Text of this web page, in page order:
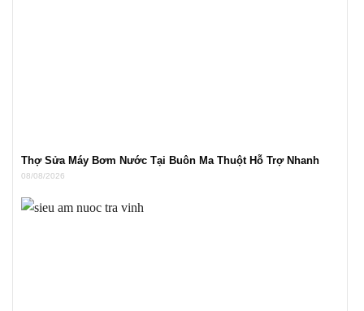
Thợ Sửa Máy Bơm Nước Tại Buôn Ma Thuột Hỗ Trợ Nhanh
08/08/2026